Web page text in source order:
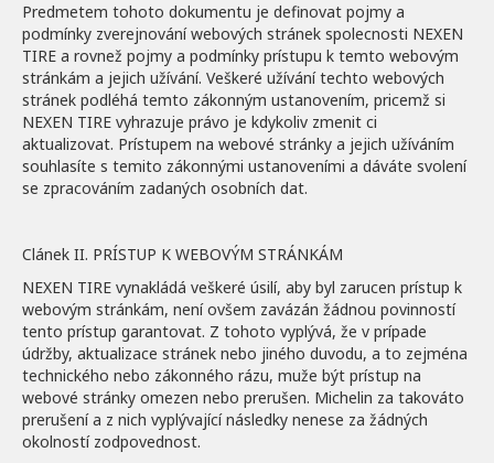
Predmetem tohoto dokumentu je definovat pojmy a
podmínky zverejnování webových stránek spolecnosti NEXEN
TIRE a rovnež pojmy a podmínky prístupu k temto webovým
stránkám a jejich užívání. Veškeré užívání techto webových
stránek podléhá temto zákonným ustanovením, pricemž si
NEXEN TIRE vyhrazuje právo je kdykoliv zmenit ci
aktualizovat. Prístupem na webové stránky a jejich užíváním
souhlasíte s temito zákonnými ustanoveními a dáváte svolení
se zpracováním zadaných osobních dat.
Clánek II. PRÍSTUP K WEBOVÝM STRÁNKÁM
NEXEN TIRE vynakládá veškeré úsilí, aby byl zarucen prístup k
webovým stránkám, není ovšem zavázán žádnou povinností
tento prístup garantovat. Z tohoto vyplývá, že v prípade
údržby, aktualizace stránek nebo jiného duvodu, a to zejména
technického nebo zákonného rázu, muže být prístup na
webové stránky omezen nebo prerušen. Michelin za takováto
prerušení a z nich vyplývající následky nenese za žádných
okolností zodpovednost.